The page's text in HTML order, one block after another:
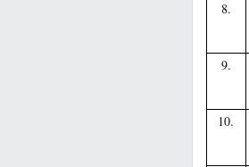
8.
9.
10.